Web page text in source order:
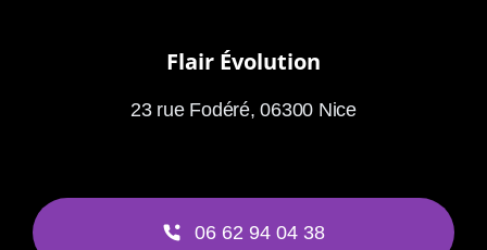
Flair Évolution
23 rue Fodéré, 06300 Nice
06 62 94 04 38